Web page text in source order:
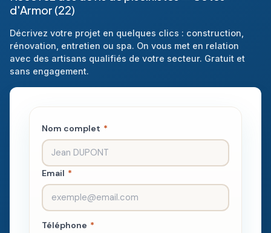
d'Armor (22)
Décrivez votre projet en quelques clics : construction,
rénovation, entretien ou spa. On vous met en relation
avec des artisans qualifiés de votre secteur. Gratuit et
sans engagement.
Nom complet *
Email *
Téléphone *